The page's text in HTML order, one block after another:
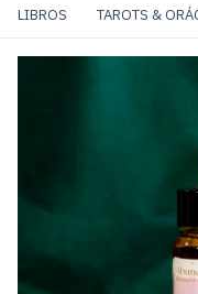
LIBROS TAROTS &